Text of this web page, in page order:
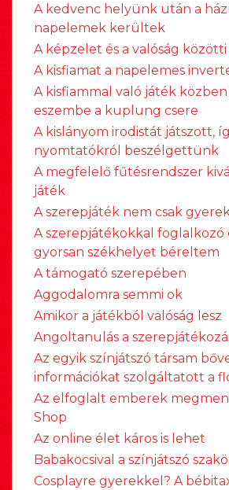
A kedvenc helyünk után a
napelemek kerültek
A képzelet és a valóság
A kisfiamat a napelemes
A kisfiammal való játék
eszembe a kuplung csere
A kislányom irodistát játszott,
nyomtatókról beszélgettünk
A megfelelő fűtésrendszer
játék
A szerepjáték nem csak
A szerepjátékokkal foglalkozó
gyorsan székhelyet béreltem
A támogató szerepében
Aggodalomra semmi ok
Amikor a játékból valóság lesz
Angoltanulás a
Az egyik színjátszó társam
információkat szolgáltatott a
Az elfoglalt emberek
Shop
Az online élet káros is lehet
Babakocsival a színjátszó
Cosplayre gyerekkel? A